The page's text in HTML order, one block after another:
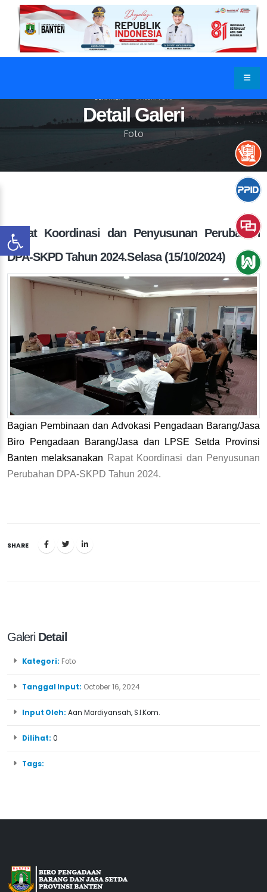
Detail Galeri
Foto
BERANDA GALERI FOTO
Rapat Koordinasi dan Penyusunan Perubahan
DPA-SKPD Tahun 2024.Selasa (15/10/2024)
Bagian Pembinaan dan Advokasi Pengadaan Barang/Jasa
Biro Pengadaan Barang/Jasa dan LPSE Setda Provinsi
Banten melaksanakan Rapat Koordinasi dan Penyusunan
Perubahan DPA-SKPD Tahun 2024.
SHARE
Galeri Detail
Kategori: Foto
Tanggal Input: October 16, 2024
Input Oleh: Aan Mardiyansah, S.I.Kom.
Dilihat: 0
Tags: